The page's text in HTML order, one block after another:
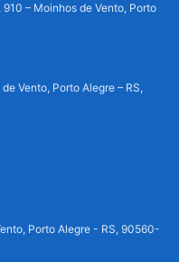
– Moinhos de Vento, Porto
Vento, Porto Alegre – RS,
Porto Alegre - RS, 90560-